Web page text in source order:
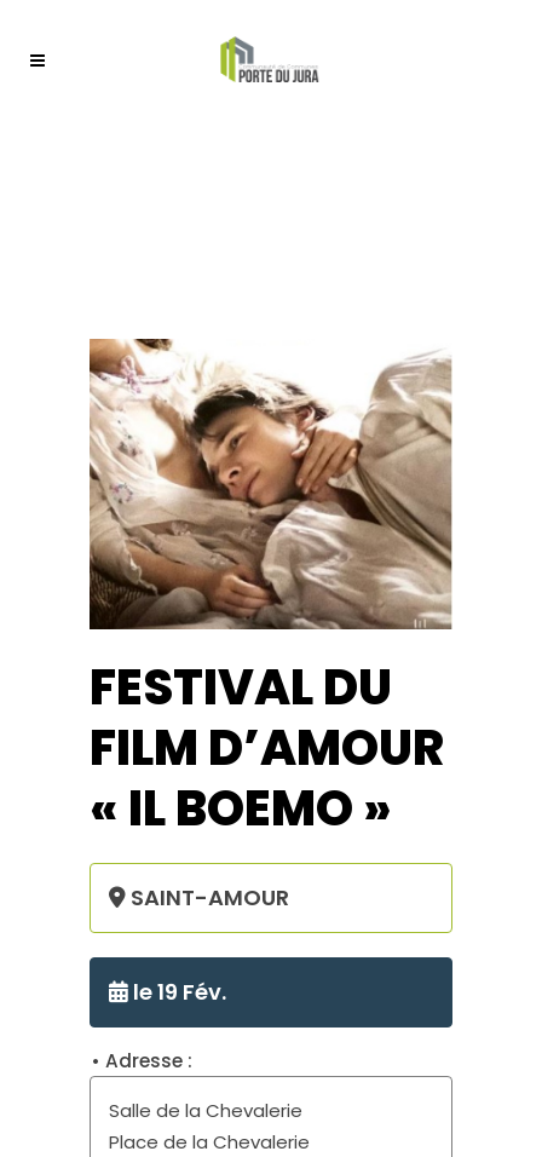
FESTIVAL DU
FILM D’AMOUR
« IL BOEMO »
SAINT-AMOUR
le 19 Fév.
Salle de la Chevalerie
Place de la Chevalerie